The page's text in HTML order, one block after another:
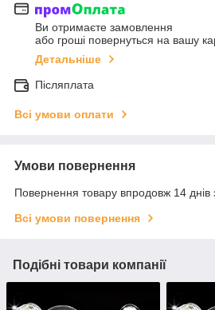
Ви отримаєте замовлення
або гроші повернуться на вашу
Детальніше
Післяплата
Всі умови оплати
Умови повернення
Повернення товару впродовж 14 днів
Всі умови повернення
Подібні товари компанії